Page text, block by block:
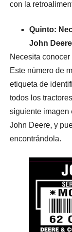
con la
Quinto:
John
Necesita
Este número de
etiqueta de
todos los
siguiente imagen
John Deere, y
encontrándola.